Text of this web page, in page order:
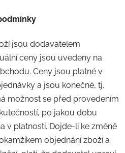
jsou dodavatelem
ceny jsou uvedeny na
Ceny jsou platné v
a jsou konečné, tj.
možnost se před provedením
po jakou dobu
v platnosti. Dojde-li ke změně
objednání zboží a